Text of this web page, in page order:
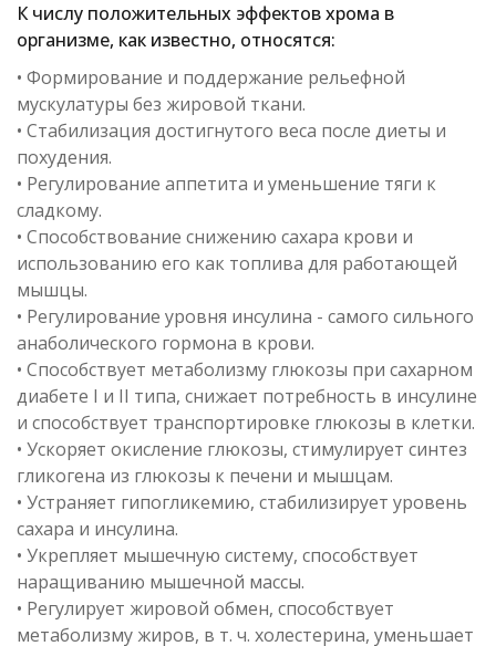
К числу положительных эффектов хрома в
организме, как известно, относятся:
• Формирование и поддержание рельефной
мускулатуры без жировой ткани.
• Стабилизация достигнутого веса после диеты и
похудения.
• Регулирование аппетита и уменьшение тяги к
сладкому.
• Способствование снижению сахара крови и
использованию его как топлива для работающей
мышцы.
• Регулирование уровня инсулина - самого сильного
анаболического гормона в крови.
• Способствует метаболизму глюкозы при сахарном
диабете I и II типа, снижает потребность в инсулине
и способствует транспортировке глюкозы в клетки.
• Ускоряет окисление глюкозы, стимулирует синтез
гликогена из глюкозы к печени и мышцам.
• Устраняет гипогликемию, стабилизирует уровень
сахара и инсулина.
• Укрепляет мышечную систему, способствует
наращиванию мышечной массы.
• Регулирует жировой обмен, способствует
метаболизму жиров, в т. ч. холестерина, уменьшает